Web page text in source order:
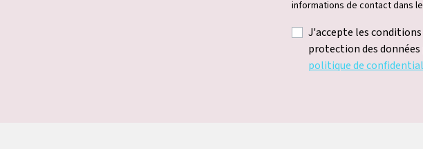
informations de contact dans
J'accepte les
protection des
politique de